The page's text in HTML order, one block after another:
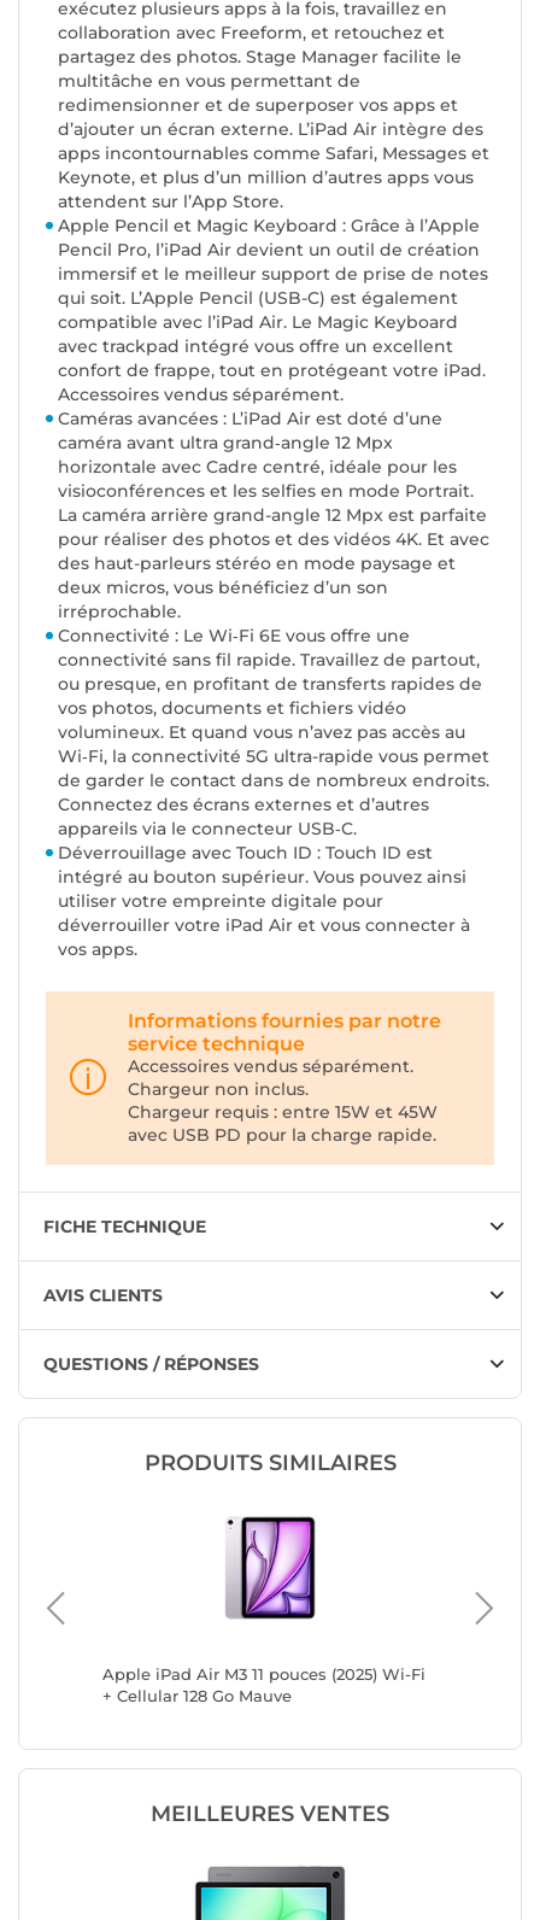
exécutez plusieurs apps à la fois, travaillez en
collaboration avec Freeform, et retouchez et
partagez des photos. Stage Manager facilite le
multitâche en vous permettant de
redimensionner et de superposer vos apps et
d’ajouter un écran externe. L’iPad Air intègre des
apps incontournables comme Safari, Messages et
Keynote, et plus d’un million d’autres apps vous
attendent sur l’App Store.
Apple Pencil et Magic Keyboard : Grâce à l’Apple
Pencil Pro, l’iPad Air devient un outil de création
immersif et le meilleur support de prise de notes
qui soit. L’Apple Pencil (USB-C) est également
compatible avec l’iPad Air. Le Magic Keyboard
avec trackpad intégré vous offre un excellent
confort de frappe, tout en protégeant votre iPad.
Accessoires vendus séparément.
Caméras avancées : L’iPad Air est doté d’une
caméra avant ultra grand‑angle 12 Mpx
horizontale avec Cadre centré, idéale pour les
visioconférences et les selfies en mode Portrait.
La caméra arrière grand-angle 12 Mpx est parfaite
pour réaliser des photos et des vidéos 4K. Et avec
des haut-parleurs stéréo en mode paysage et
deux micros, vous bénéficiez d’un son
irréprochable.
Connectivité : Le Wi‑Fi 6E vous offre une
connectivité sans fil rapide. Travaillez de partout,
ou presque, en profitant de transferts rapides de
vos photos, documents et fichiers vidéo
volumineux. Et quand vous n’avez pas accès au
Wi‑Fi, la connectivité 5G ultra-rapide vous permet
de garder le contact dans de nombreux endroits.
Connectez des écrans externes et d’autres
appareils via le connecteur USB‑C.
Déverrouillage avec Touch ID : Touch ID est
intégré au bouton supérieur. Vous pouvez ainsi
utiliser votre empreinte digitale pour
déverrouiller votre iPad Air et vous connecter à
vos apps.
Informations fournies par notre
service technique
Accessoires vendus séparément.
Chargeur non inclus.
Chargeur requis : entre 15W et 45W
avec USB PD pour la charge rapide.
FICHE TECHNIQUE
AVIS CLIENTS
QUESTIONS / RÉPONSES
PRODUITS SIMILAIRES
Apple iPad Air M3 11 pouces (2025) Wi-Fi
+ Cellular 128 Go Mauve
MEILLEURES VENTES